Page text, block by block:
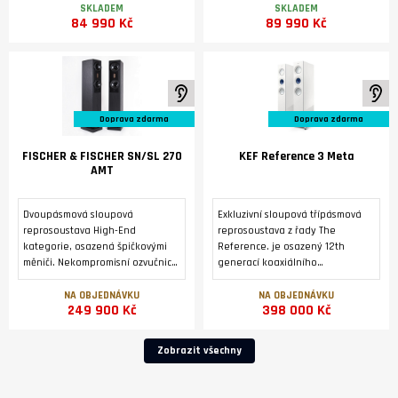
SKLADEM
84 990 Kč
převodníku DM36 a modulem
streameru SM35 Prisma.
SKLADEM
89 990 Kč
K poslechu ve studiu
Doprava zdarma
FISCHER & FISCHER SN/SL 270
AMT
Dvoupásmová sloupová
reprosoustava High-End
kategorie, osazená špičkovými
měniči. Nekompromisní ozvučnice
z masivní přírodní břidlice.
Zakázková výroba v Německu..
NA OBJEDNÁVKU
249 900 Kč
Doprava zdarma
KEF Reference 3 Meta
Exkluzivní sloupová třípásmová
reprosoustava z řady The
Reference. je osazený 12th
generací koaxiálního
reproduktoru Uni-Q® s
technologií MAT™ a dvojicí
basových reproduktorů o
uspořádaných kolem
reproduktoru Uni-Q .2 x 3 černé,
NA OBJEDNÁVKU
398 000 Kč
Zobrazit všechny